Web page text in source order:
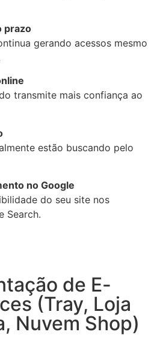
prazo
gerando acessos mesmo
transmite mais confiança ao
estão buscando pelo
no Google
do seu site nos
Search.
de E-
(Tray, Loja
Nuvem Shop)